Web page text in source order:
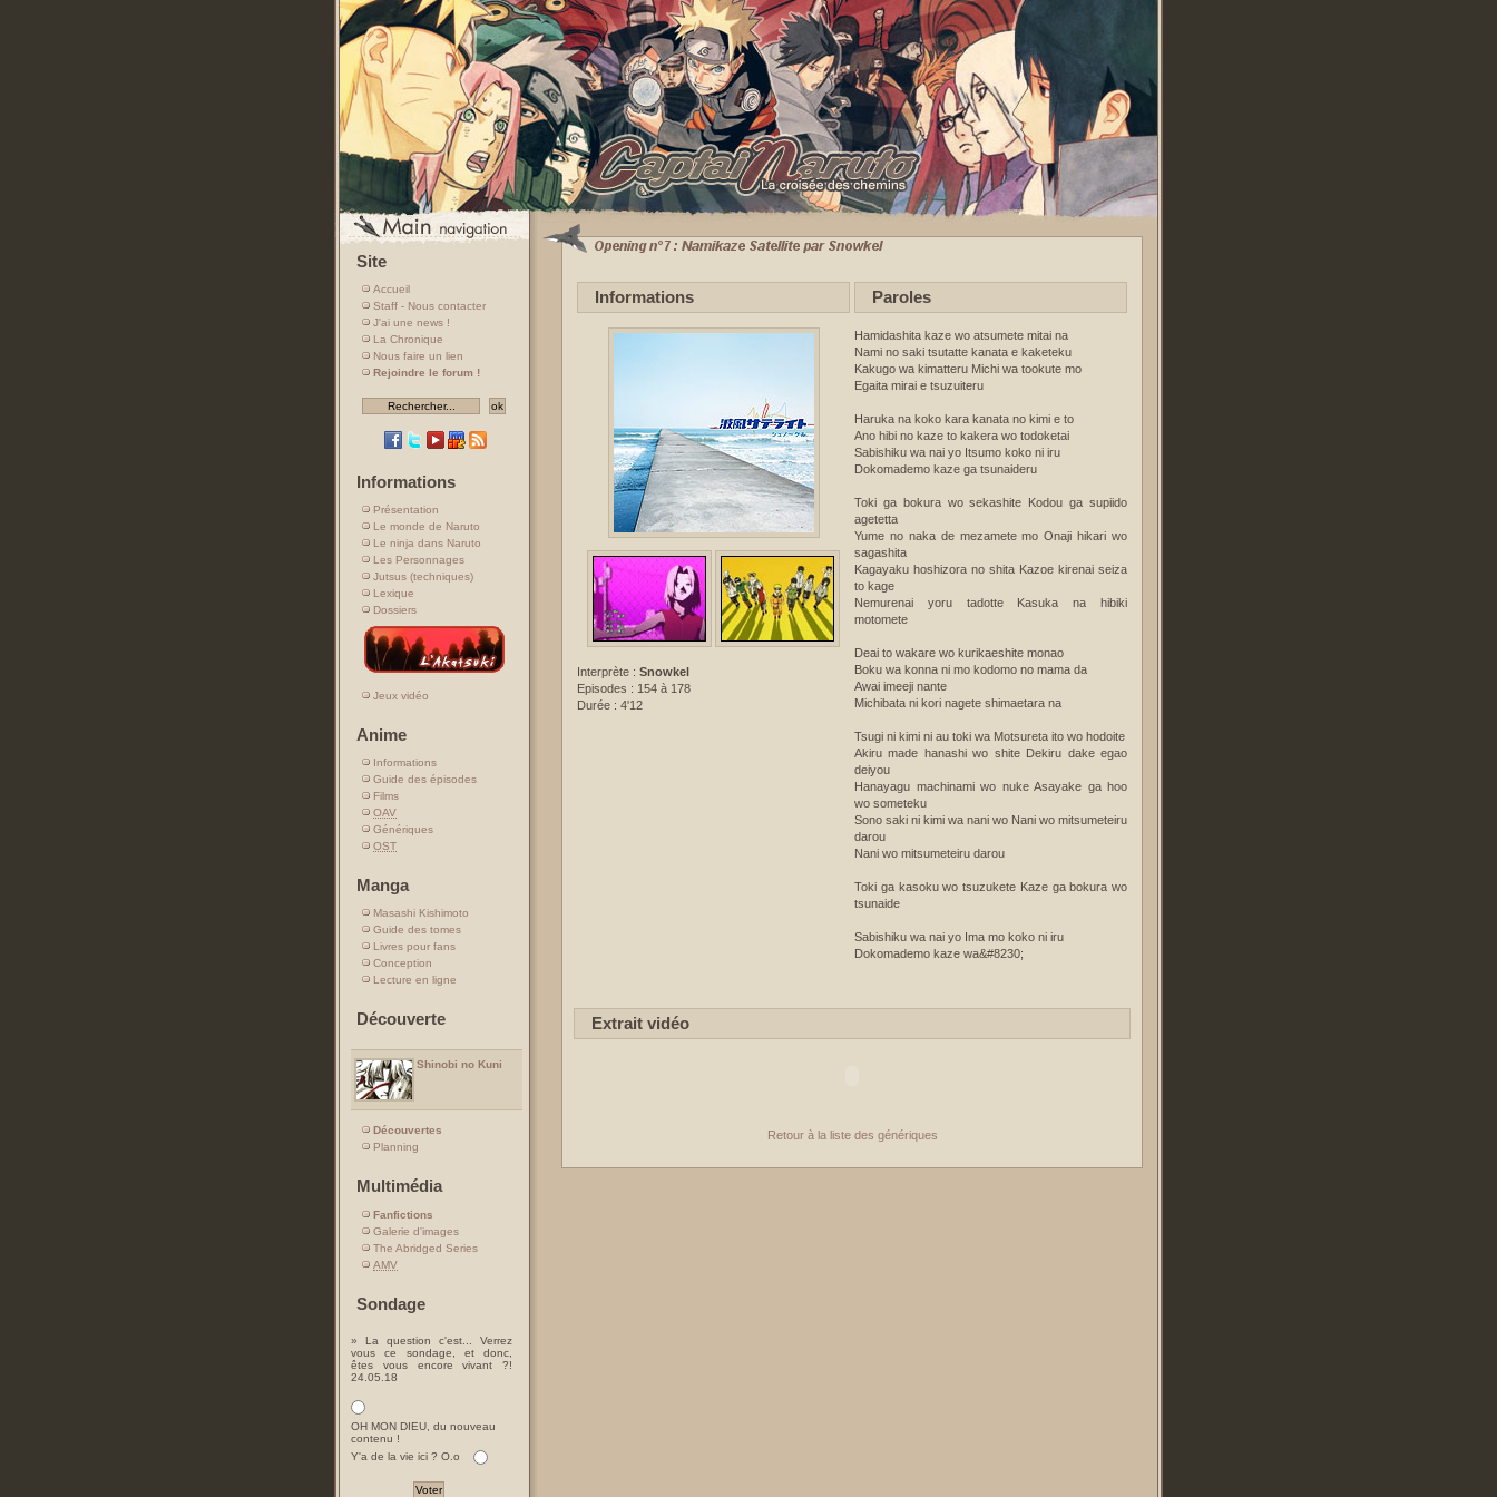
Site
Accueil
Staff - Nous contacter
J'ai une news !
La Chronique
Nous faire un lien
Rejoindre le forum !
Informations
Présentation
Le monde de Naruto
Le ninja dans Naruto
Les Personnages
Jutsus (techniques)
Lexique
Dossiers
Jeux vidéo
Anime
Informations
Guide des épisodes
Films
OAV
Génériques
OST
Manga
Masashi Kishimoto
Guide des tomes
Livres pour fans
Conception
Lecture en ligne
Découverte
Shinobi no Kuni
Découvertes
Planning
Multimédia
Fanfictions
Galerie d'images
The Abridged Series
AMV
Sondage
» La question c'est... Verrez
vous ce sondage, et donc,
êtes vous encore vivant ?!
24.05.18
OH MON DIEU, du nouveau
contenu !
Y'a de la vie ici ? O.o
Informations
Interprète : Snowkel
Episodes : 154 à 178
Durée : 4'12
Paroles
Hamidashita kaze wo atsumete mitai na
Nami no saki tsutatte kanata e kaketeku
Kakugo wa kimatteru Michi wa tookute mo
Egaita mirai e tsuzuiteru
Haruka na koko kara kanata no kimi e to
Ano hibi no kaze to kakera wo todoketai
Sabishiku wa nai yo Itsumo koko ni iru
Dokomademo kaze ga tsunaideru
Toki ga bokura wo sekashite Kodou ga supiido
agetetta
Yume no naka de mezamete mo Onaji hikari wo
sagashita
Kagayaku hoshizora no shita Kazoe kirenai seiza
to kage
Nemurenai yoru tadotte Kasuka na hibiki
motomete
Deai to wakare wo kurikaeshite monao
Boku wa konna ni mo kodomo no mama da
Awai imeeji nante
Michibata ni kori nagete shimaetara na
Tsugi ni kimi ni au toki wa Motsureta ito wo hodoite
Akiru made hanashi wo shite Dekiru dake egao
deiyou
Hanayagu machinami wo nuke Asayake ga hoo
wo someteku
Sono saki ni kimi wa nani wo Nani wo mitsumeteiru
darou
Nani wo mitsumeteiru darou
Toki ga kasoku wo tsuzukete Kaze ga bokura wo
tsunaide
Sabishiku wa nai yo Ima mo koko ni iru
Dokomademo kaze wa&#8230;
Extrait vidéo
Retour à la liste des génériques